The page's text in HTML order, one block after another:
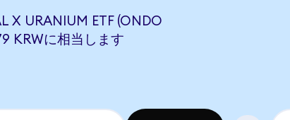
X URANIUM ETF (ONDO
KRWに相当します